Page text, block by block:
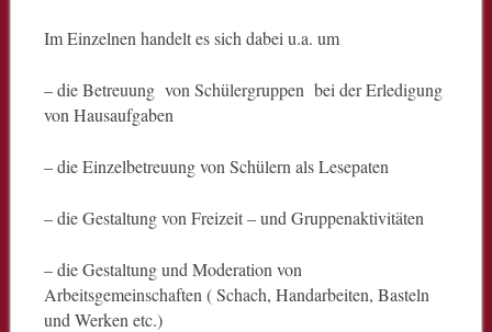
Im Einzelnen handelt es sich dabei u.a. um
– die Betreuung von Schülergruppen bei der Erledigung
von Hausaufgaben
– die Einzelbetreuung von Schülern als Lesepaten
– die Gestaltung von Freizeit – und Gruppenaktivitäten
– die Gestaltung und Moderation von
Arbeitsgemeinschaften ( Schach, Handarbeiten, Basteln
und Werken etc.)